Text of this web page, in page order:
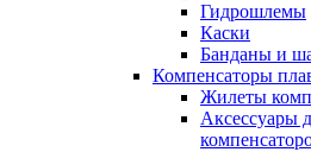
Гидрошлемы
Каски
Банданы и
Компенсаторы
Жилеты
Аксессуары